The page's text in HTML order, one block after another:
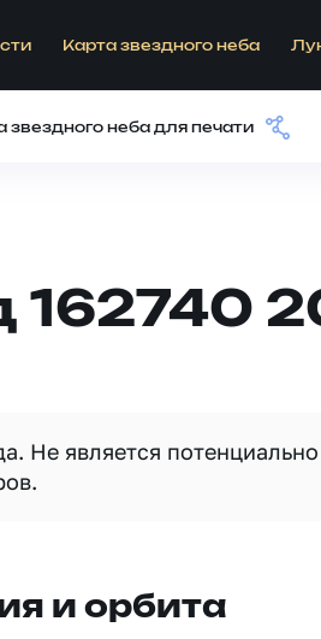
Карта звездного неба
звездного неба для печати
162740
Не является
и орбита